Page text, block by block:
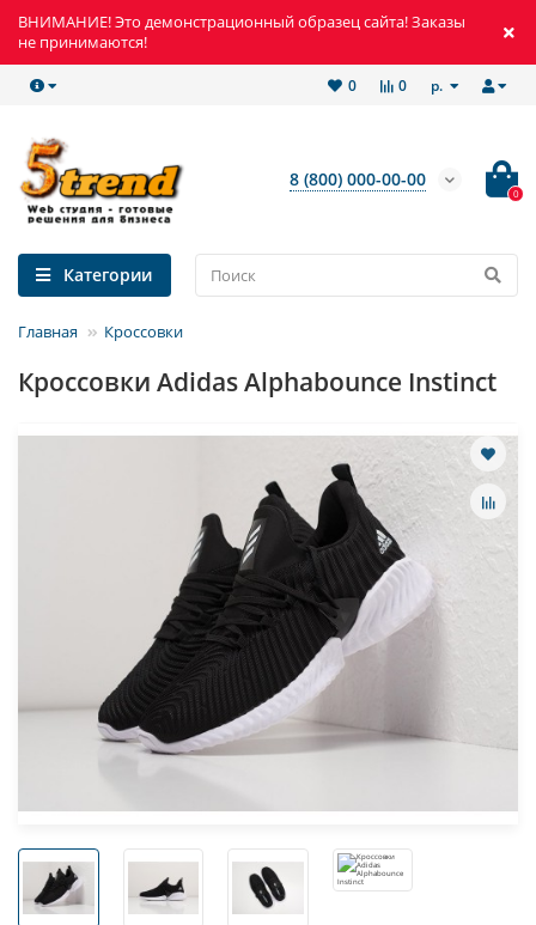
ВНИМАНИЕ! Это демонстрационный образец сайта! Заказы
не принимаются!
р.
0
0
8 (800) 000-00-00
0
Категории
Главная Кроссовки
Кроссовки Adidas Alphabounce Instinct